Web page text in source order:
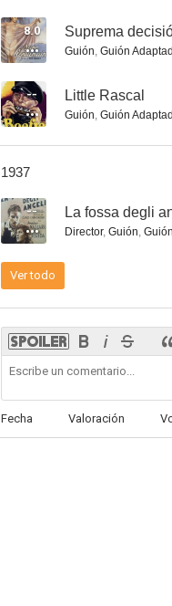
8.0 Suprema
Guión, Guión
-- Little Rascal
Guión, Guión
1937
-- La fossa degli
Director, Guión,
Ver todo
Fecha Valoración